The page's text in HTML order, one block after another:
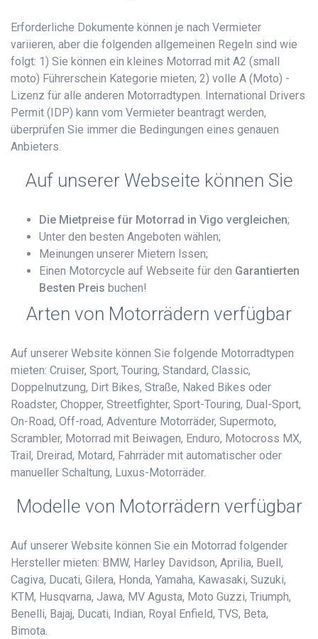
Erforderliche Dokumente können je nach Vermieter
variieren, aber die folgenden allgemeinen Regeln sind wie
folgt: 1) Sie können ein kleines Motorrad mit A2 (small
moto) Führerschein Kategorie mieten; 2) volle A (Moto) -
Lizenz für alle anderen Motorradtypen. International Drivers
Permit (IDP) kann vom Vermieter beantragt werden,
überprüfen Sie immer die Bedingungen eines genauen
Anbieters.
Auf unserer Webseite können Sie
Die Mietpreise für Motorrad in Vigo vergleichen;
Unter den besten Angeboten wählen;
Meinungen unserer Mietern lssen;
Einen Motorcycle auf Webseite für den Garantierten
Besten Preis buchen!
Arten von Motorrädern verfügbar
Auf unserer Website können Sie folgende Motorradtypen
mieten: Cruiser, Sport, Touring, Standard, Classic,
Doppelnutzung, Dirt Bikes, Straße, Naked Bikes oder
Roadster, Chopper, Streetfighter, Sport-Touring, Dual-Sport,
On-Road, Off-road, Adventure Motorräder, Supermoto,
Scrambler, Motorrad mit Beiwagen, Enduro, Motocross MX,
Trail, Dreirad, Motard, Fahrräder mit automatischer oder
manueller Schaltung, Luxus-Motorräder.
Modelle von Motorrädern verfügbar
Auf unserer Website können Sie ein Motorrad folgender
Hersteller mieten: BMW, Harley Davidson, Aprilia, Buell,
Cagiva, Ducati, Gilera, Honda, Yamaha, Kawasaki, Suzuki,
KTM, Husqvarna, Jawa, MV Agusta, Moto Guzzi, Triumph,
Benelli, Bajaj, Ducati, Indian, Royal Enfield, TVS, Beta,
Bimota.